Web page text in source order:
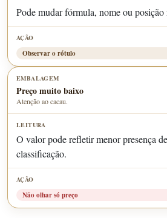
Pode mudar fórmula, nome ou
Observar o rótulo
Preço muito baixo
Atenção ao cacau.
O valor pode refletir menor presença
classificação.
Não olhar só preço